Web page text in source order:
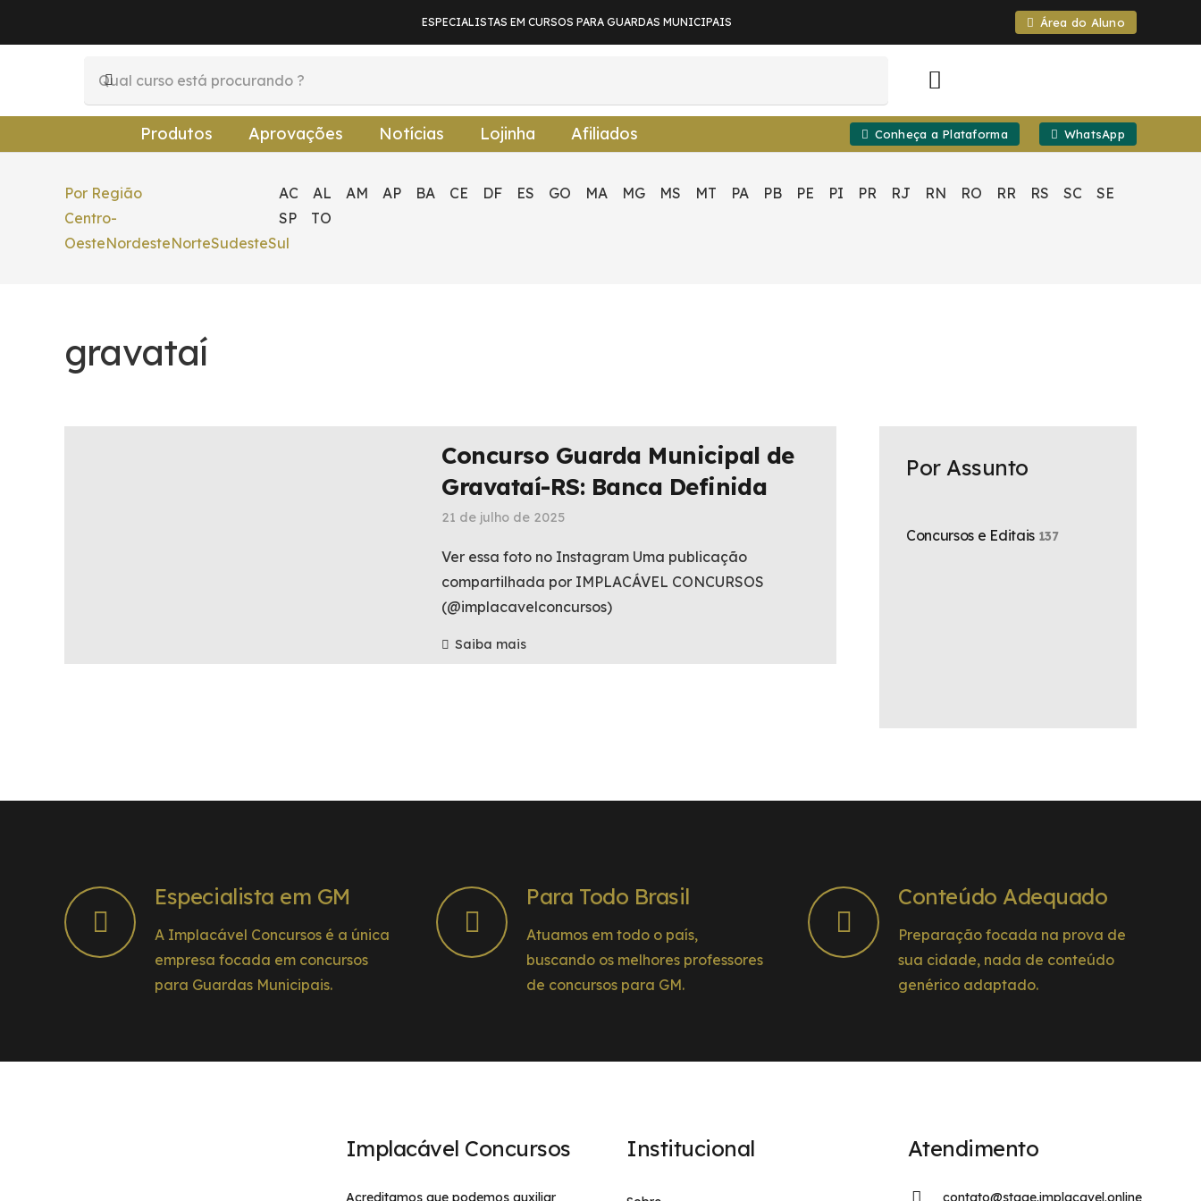
ESPECIALISTAS EM CURSOS PARA GUARDAS MUNICIPAIS Área do Aluno
Produtos Aprovações Notícias Lojinha Afiliados Conheça a Plataforma WhatsApp
Por Região
Centro-
OesteNordesteNorteSudesteSul
AC AL AM AP BA CE DF ES GO MA MG MS MT PA PB PE PI PR RJ RN RO RR RS SC
SE
SP
TO
gravataí
Concurso Guarda Municipal de
Gravataí-RS: Banca Definida
21 de julho de 2025
Ver essa foto no Instagram Uma publicação
compartilhada por IMPLACÁVEL CONCURSOS
(@implacavelconcursos)
Saiba mais
Por Assunto
Concursos e Editais 137
Especialista em GM
A Implacável Concursos é a única
empresa focada em concursos
para Guardas Municipais.
Para Todo Brasil
Atuamos em todo o país,
buscando os melhores professores
de concursos para GM.
Conteúdo Adequado
Preparação focada na prova de
sua cidade, nada de conteúdo
genérico adaptado.
Implacável Concursos
Acreditamos que podemos auxiliar
Institucional Atendimento
contato@stage.implacavel.online